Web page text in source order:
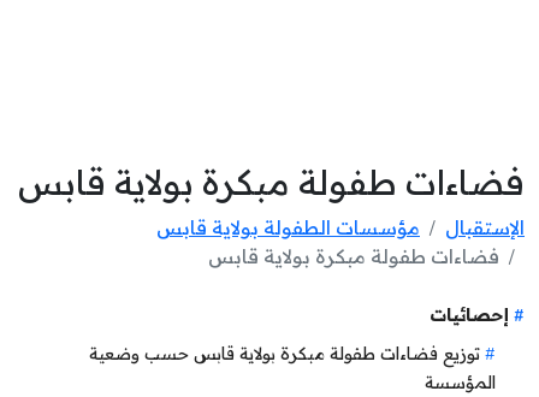
فضاءات طفولة مبكرة بولاية قابس
الإستقبال
مؤسسات الطفولة بولاية قابس
فضاءات طفولة مبكرة بولاية قابس
إحصائيات
توزيع فضاءات طفولة مبكرة بولاية قابس حسب وضعية
المؤسسة